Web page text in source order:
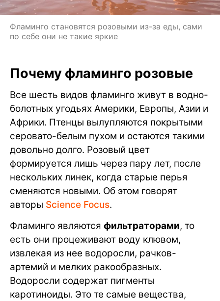
Фламинго становятся розовыми из-за еды, сами
по себе они не такие яркие
Почему фламинго розовые
Все шесть видов фламинго живут в водно-
болотных угодьях Америки, Европы, Азии и
Африки. Птенцы вылупляются покрытыми
серовато-белым пухом и остаются такими
довольно долго. Розовый цвет
формируется лишь через пару лет, после
нескольких линек, когда старые перья
сменяются новыми. Об этом говорят
авторы Science Focus.
Фламинго являются фильтраторами, то
есть они процеживают воду клювом,
извлекая из нее водоросли, рачков-
артемий и мелких ракообразных.
Водоросли содержат пигменты
каротиноиды. Это те самые вещества,